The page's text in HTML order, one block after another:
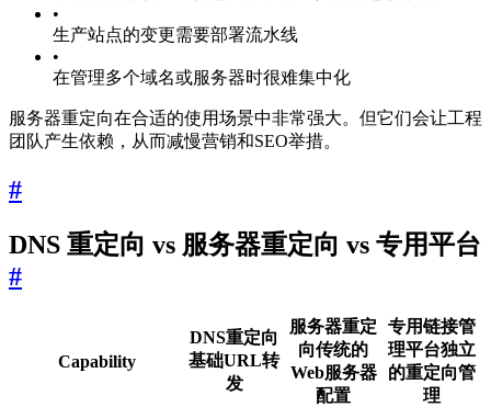
•
生产站点的变更需要部署流水线
•
在管理多个域名或服务器时很难集中化
服务器重定向在合适的使用场景中非常强大。但它们会让工程
团队产生依赖，从而减慢营销和SEO举措。
#
DNS 重定向 vs 服务器重定向 vs 专用平台
#
Capability
DNS重定向
基础URL转
发
服务器重定
向传统的
Web服务器
配置
专用链接管
理平台独立
的重定向管
理